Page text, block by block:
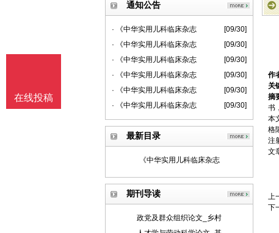
通知公告
· 《中华实用儿科临床杂志
[09/30]
· 《中华实用儿科临床杂志
[09/30]
· 《中华实用儿科临床杂志
[09/30]
· 《中华实用儿科临床杂志
[09/30]
· 《中华实用儿科临床杂志
[09/30]
· 《中华实用儿科临床杂志
[09/30]
最新目录
《中华实用儿科临床杂志
期刊导读
政党及群众组织论文_乡村
作
关
摘
书
本
格
注
文
上
下
在线投稿